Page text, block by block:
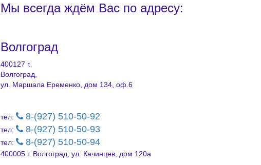
Мы всегда ждём Вас по адресу:
Волгоград
400127 г.
Волгоград,
ул. Маршала Еременко, дом 134, оф.6
тел: 8-(927) 510-50-92
тел: 8-(927) 510-50-93
тел: 8-(927) 510-50-94
400005 г. Волгоград, ул. Качинцев, дом 120а